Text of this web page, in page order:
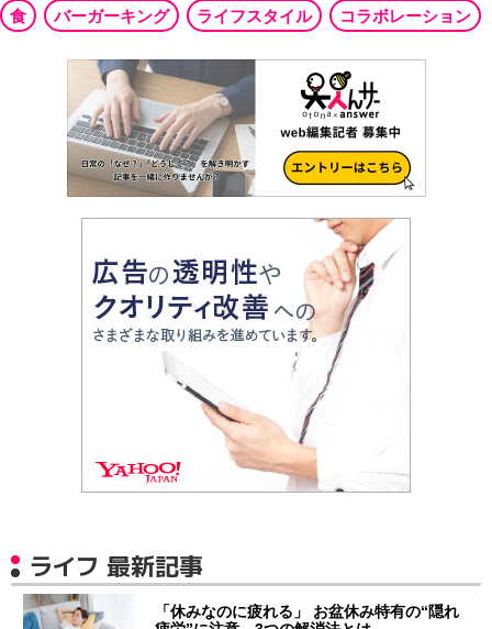
食
バーガーキング ライフスタイル コラボレーション
ライフ 最新記事
「休みなのに疲れる」 お盆休み特有の“隠れ